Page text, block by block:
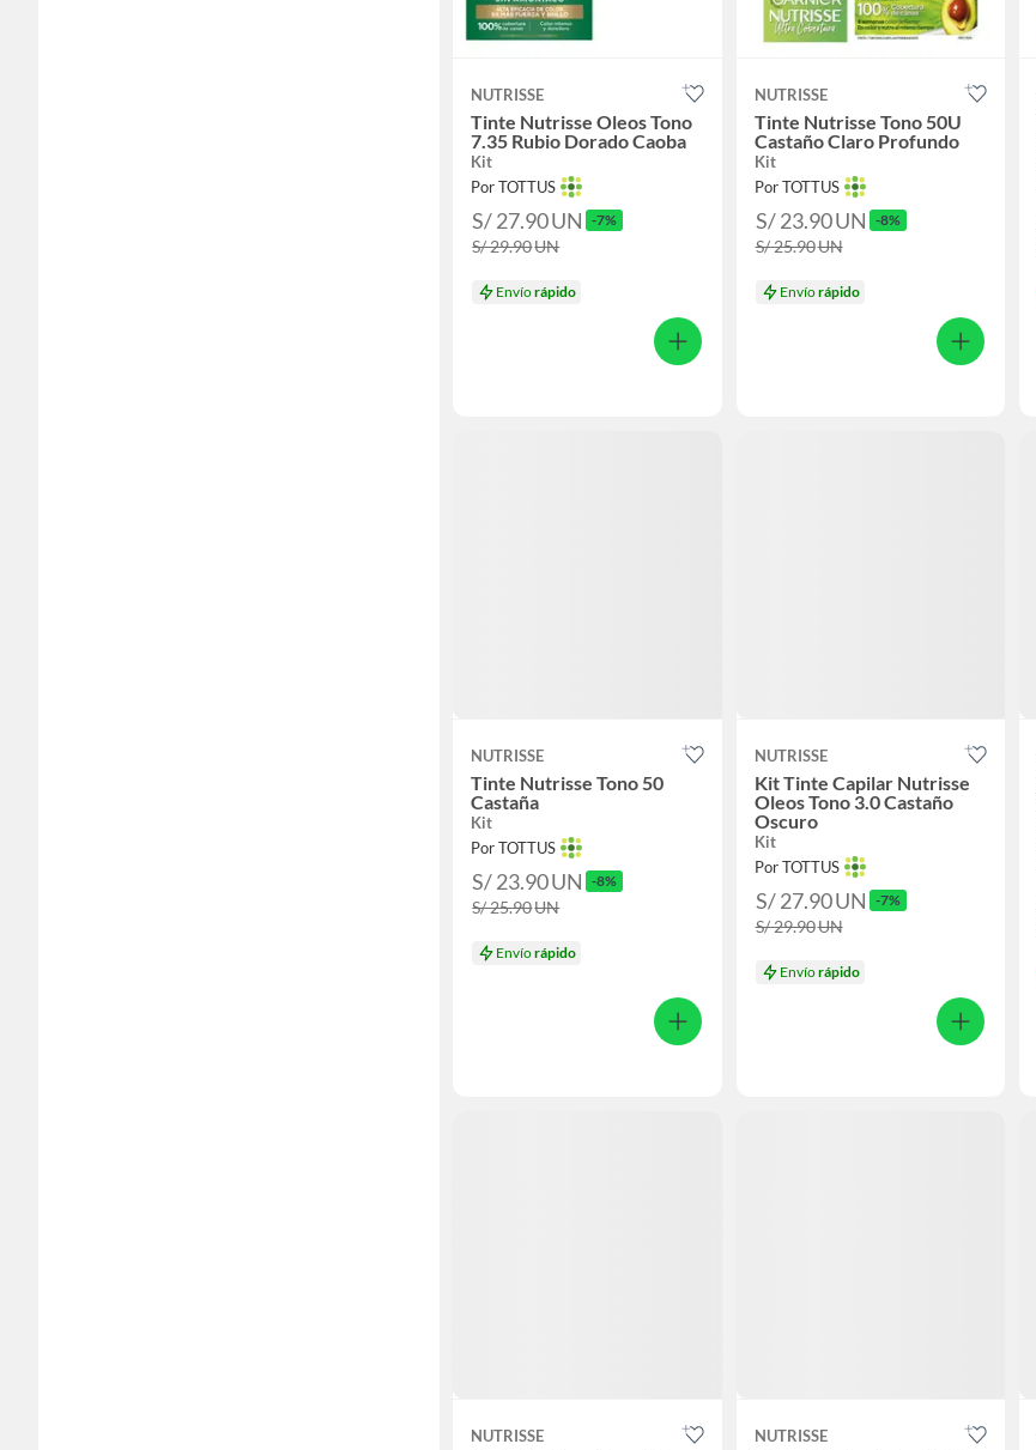
NUTRISSE
Tinte Nutrisse Oleos Tono
7.35 Rubio Dorado Caoba
Kit
Por TOTTUS
S/ 27.90UN -7%
S/ 29.90UN
Envíorápido
NUTRISSE
Tinte Nutrisse Tono 50U
Castaño Claro Profundo
Kit
Por TOTTUS
S/ 23.90UN -8%
S/ 25.90UN
Envíorápido
NUTRISSE
Tinte Nutrisse Tono 50
Castaña
Kit
Por TOTTUS
S/ 23.90UN -8%
S/ 25.90UN
Envíorápido
NUTRISSE
Kit Tinte Capilar Nutrisse
Oleos Tono 3.0 Castaño
Oscuro
Kit
Por TOTTUS
S/ 27.90UN -7%
S/ 29.90UN
Envíorápido
NUTRISSE NUTRISSE